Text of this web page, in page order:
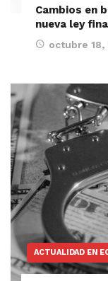
Cambios en
nueva ley
octubre 18,
ACTUALIDAD EN